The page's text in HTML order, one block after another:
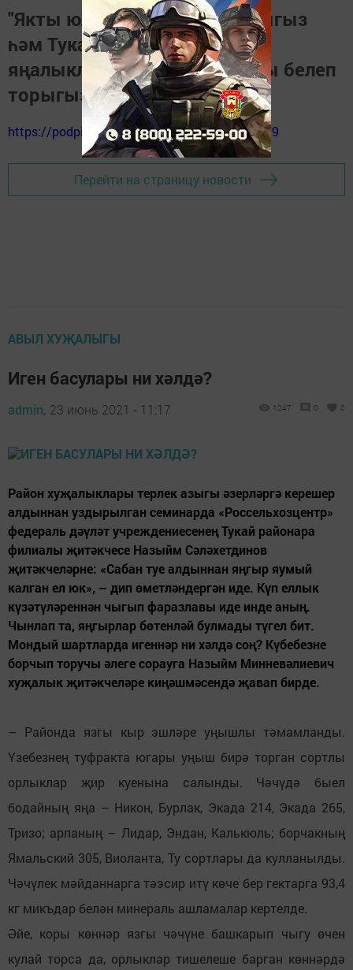
"Якты юл" газетасына язылыгыз
һәм Тукай районындагы
яңалыкларны, вакыйгаларны белеп
торыгыз
https://podpiska.pochta.ru/press/%D0%9F9499
Перейти на страницу новости
АВЫЛ ХУҖАЛЫГЫ
Иген басулары ни хәлдә?
admin, 23 июнь 2021 - 11:17 1247 0 0
Район хуҗалыклары терлек азыгы әзерләргә керешер
алдыннан уздырылган семинарда «Россельхозцентр»
федераль дәүләт учреждениесенең Тукай районара
филиалы җитәкчесе Назыйм Сәләхетдинов
җитәкчеләрне: «Сабан туе алдыннан яңгыр яумый
калган ел юк», – дип өметләндергән иде. Күп еллык
күзәтүләреннән чыгып фаразлавы иде инде аның.
Чынлап та, яңгырлар бөтенләй булмады түгел бит.
Мондый шартларда игеннәр ни хәлдә соң? Күбебезне
борчып торучы әлеге сорауга Назыйм Минневәлиевич
хуҗалык җитәкчеләре киңәшмәсендә җавап бирде.
– Районда язгы кыр эшләре уңышлы тәмамланды.
Үзебезнең туфракта югары уңыш бирә торган сортлы
орлыклар җир куенына салынды. Чәчүдә быел
бодайның яңа – Никон, Бурлак, Экада 214, Экада 265,
Тризо; арпаның – Лидар, Эндан, Калькюль; борчакның
Ямальский 305, Виоланта, Ту сортлары да кулланылды.
Чәчүлек мәйданнарга тәэсир итү көче бер гектарга 93,4
кг микъдар белән минераль ашламалар кертелде.
Әйе, коры көннәр язгы чәчүне башкарып чыгу өчен
кулай торса да, орлыклар тишелеше барган көннәрдә